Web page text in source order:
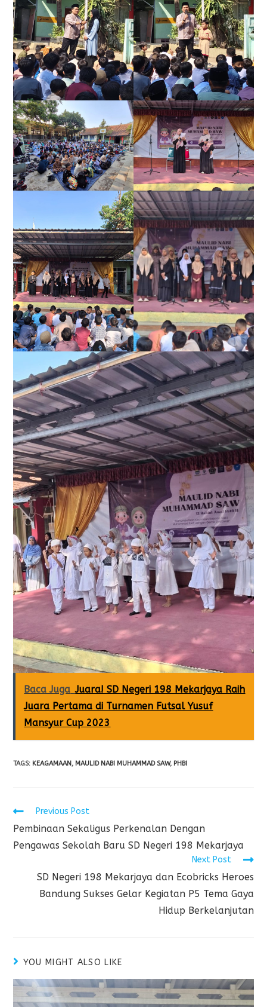
Baca Juga Juara! SD Negeri 198 Mekarjaya Raih
Juara Pertama di Turnamen Futsal Yusuf
Mansyur Cup 2023
TAGS: KEAGAMAAN, MAULID NABI MUHAMMAD SAW, PHBI
Previous Post
Pembinaan Sekaligus Perkenalan Dengan
Pengawas Sekolah Baru SD Negeri 198 Mekarjaya
Next Post
SD Negeri 198 Mekarjaya dan Ecobricks Heroes
Bandung Sukses Gelar Kegiatan P5 Tema Gaya
Hidup Berkelanjutan
YOU MIGHT ALSO LIKE